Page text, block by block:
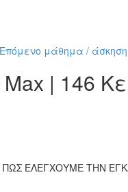
Επόμενο μάθημα / άσκηση
Max | 146
ΠΩΣ ΕΛΕΓΧΟΥΜΕ ΤΗΝ